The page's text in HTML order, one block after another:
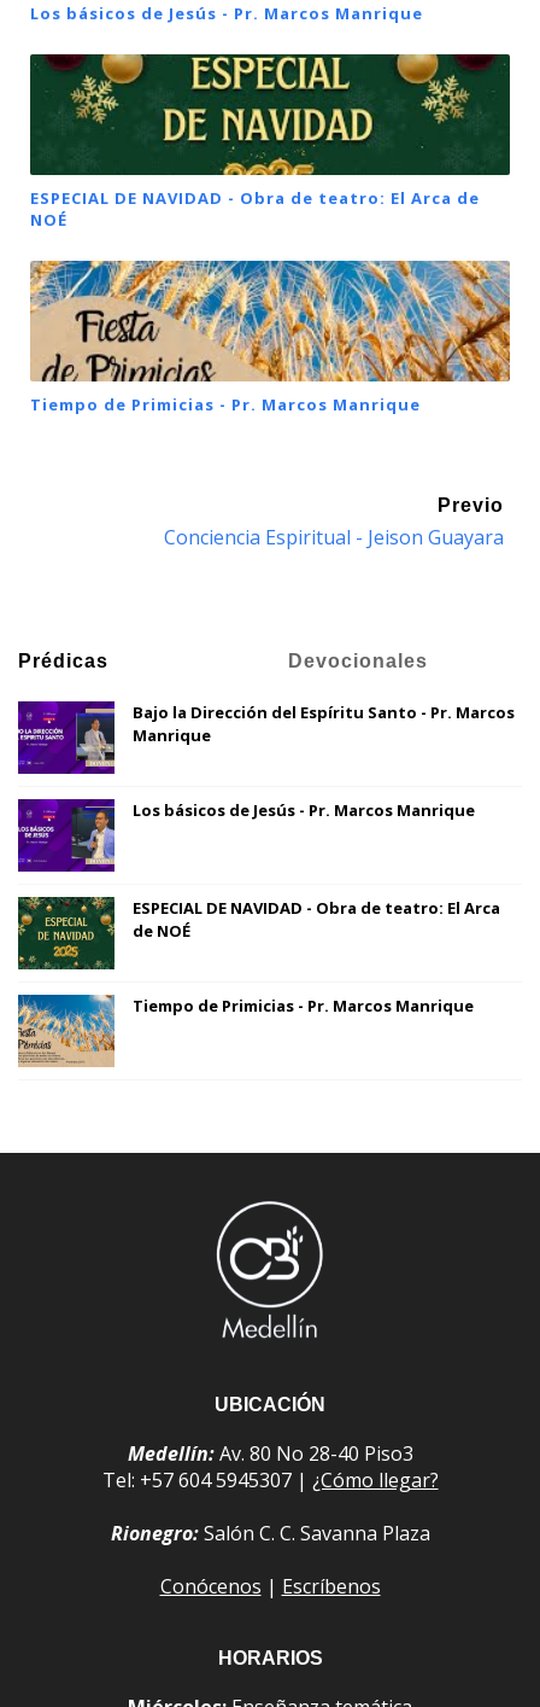
Los básicos de Jesús - Pr. Marcos Manrique
ESPECIAL DE NAVIDAD - Obra de teatro: El Arca de
NOÉ
Tiempo de Primicias - Pr. Marcos Manrique
Previo
Conciencia Espiritual - Jeison Guayara
Prédicas Devocionales
Bajo la Dirección del Espíritu Santo - Pr. Marcos
Manrique
Los básicos de Jesús - Pr. Marcos Manrique
ESPECIAL DE NAVIDAD - Obra de teatro: El Arca
de NOÉ
Tiempo de Primicias - Pr. Marcos Manrique
UBICACIÓN
Medellín:Av. 80 No 28-40 Piso3
Tel: +57 604 5945307 | ¿Cómo llegar?
Rionegro:Salón C. C. Savanna Plaza
Conócenos | Escríbenos
HORARIOS